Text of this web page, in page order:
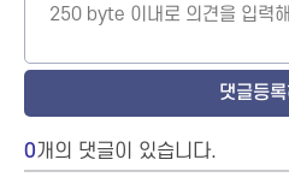
0개의 댓글이 있습니다.